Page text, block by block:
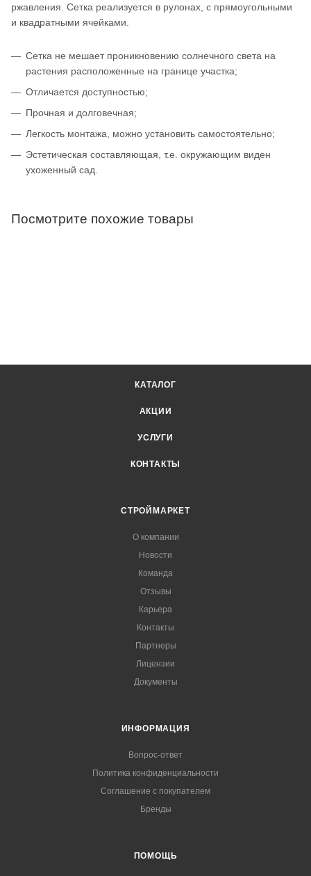
ржавления. Сетка реализуется в рулонах, с прямоугольными
и квадратными ячейками.
Сетка не мешает проникновению солнечного света на
растения расположенные на границе участка;
Отличается доступностью;
Прочная и долговечная;
Легкость монтажа, можно установить самостоятельно;
Эстетическая составляющая, т.е. окружающим виден
ухоженный сад.
Посмотрите похожие товары
КАТАЛОГ
АКЦИИ
УСЛУГИ
КОНТАКТЫ
СТРОЙМАРКЕТ
О компании
Новости
Команда
Отзывы
Карьера
Контакты
Партнеры
Лицензии
Документы
ИНФОРМАЦИЯ
Вопрос-ответ
Политика конфиденциальности
Соглашение с покупателем
Бренды
ПОМОЩЬ